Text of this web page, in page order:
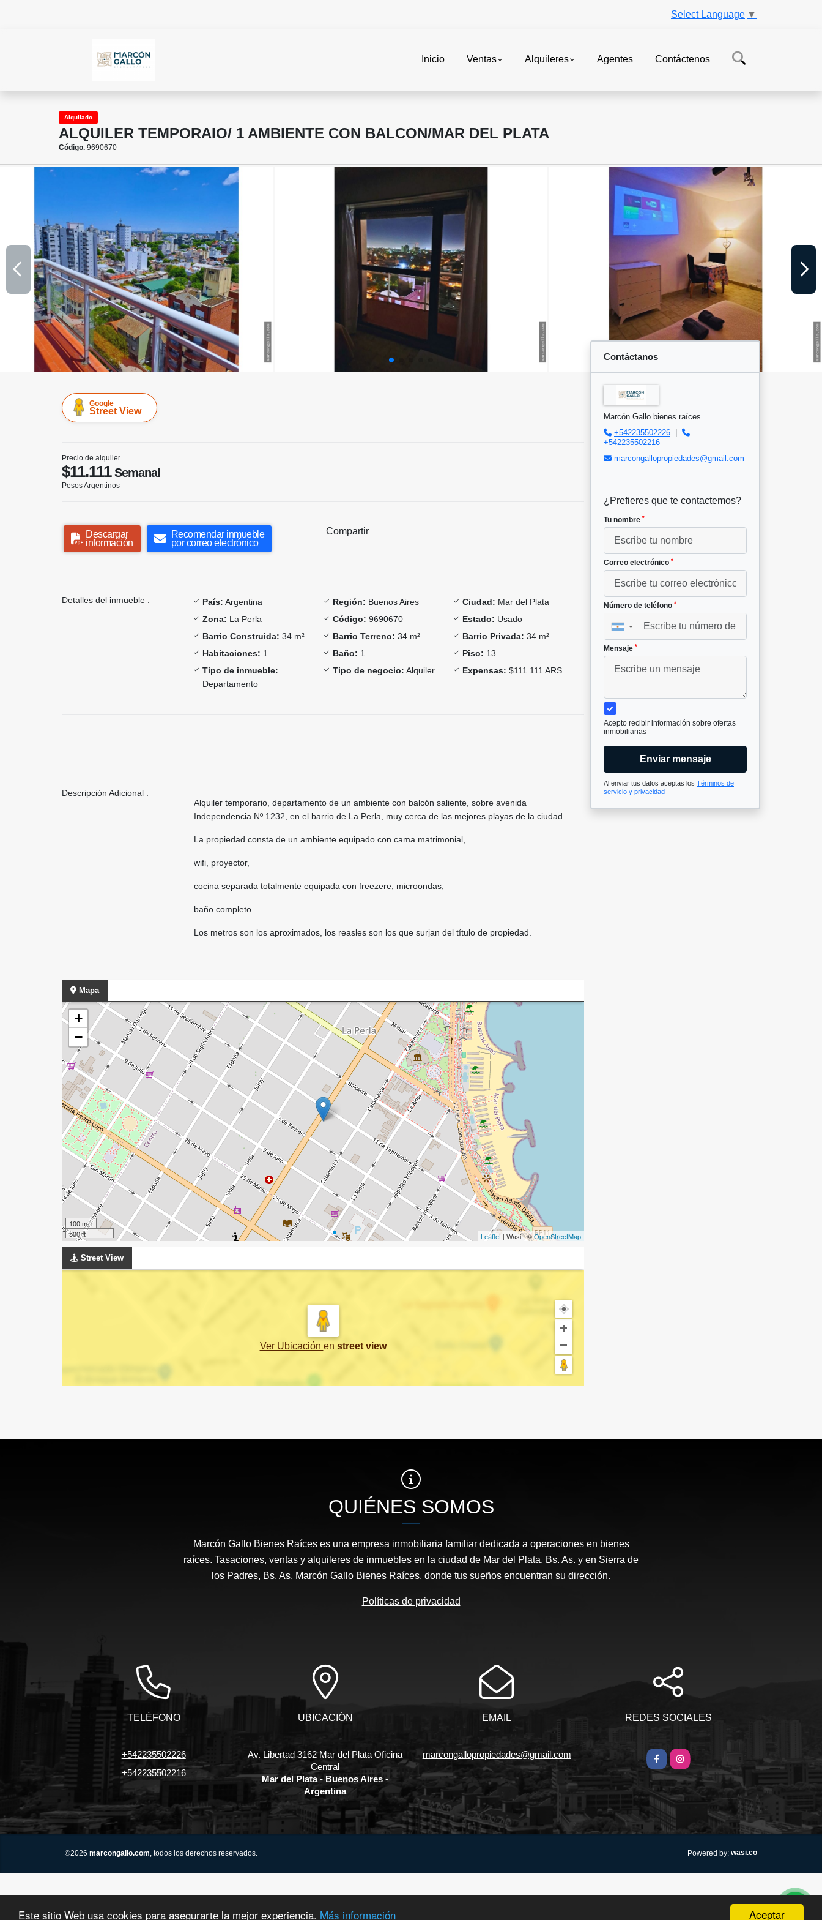
Aceptar
Este sitio Web usa cookies para asegurarte la mejor experiencia. Más información
Select Language ▼
Inicio Ventas Alquileres Agentes Contáctenos
Alquilado
ALQUILER TEMPORAIO/ 1 AMBIENTE CON BALCON/MAR DEL PLATA
Código. 9690670
Google
Street View
Precio de alquiler
$11.111Semanal
Pesos Argentinos
Descargar
información
Recomendar inmueble
por correo electrónico
Compartir
Detalles del inmueble : País: Argentina Región: Buenos Aires Ciudad: Mar del Plata
Zona: La Perla Código: 9690670 Estado: Usado
Barrio Construida: 34 m² Barrio Terreno: 34 m² Barrio Privada: 34 m²
Habitaciones: 1 Baño: 1 Piso: 13
Tipo de inmueble:
Departamento
Tipo de negocio: Alquiler Expensas: $111.111 ARS
Descripción Adicional :
Alquiler temporario, departamento de un ambiente con balcón saliente, sobre avenida
Independencia Nº 1232, en el barrio de La Perla, muy cerca de las mejores playas de la ciudad.
La propiedad consta de un ambiente equipado con cama matrimonial,
wifi, proyector,
cocina separada totalmente equipada con freezere, microondas,
baño completo.
Los metros son los aproximados, los reasles son los que surjan del título de propiedad.
Mapa
+
−
100 m
500 ft
Leaflet | Wasi - ©OpenStreetMap
Street View
Ver Ubicación en street view
Contáctanos
Marcón Gallo bienes raíces
+542235502226
+542235502216
marcongallopropiedades@gmail.com
¿Prefieres que te contactemos?
Tu nombre *
Correo electrónico *
Número de teléfono *
▼
Mensaje *
Acepto recibir información sobre ofertas
inmobiliarias
Enviar mensaje
Al enviar tus datos aceptas los Términos de
servicio y privacidad
QUIÉNES SOMOS
Marcón Gallo Bienes Raíces es una empresa inmobiliaria familiar dedicada a operaciones en bienes
raíces. Tasaciones, ventas y alquileres de inmuebles en la ciudad de Mar del Plata, Bs. As. y en Sierra de
los Padres, Bs. As. Marcón Gallo Bienes Raíces, donde tus sueños encuentran su dirección.
Políticas de privacidad
TELÉFONO
+542235502226
+542235502216
UBICACIÓN
Av. Libertad 3162 Mar del Plata Oficina
Central
Mar del Plata - Buenos Aires -
Argentina
EMAIL
marcongallopropiedades@gmail.com
REDES SOCIALES
Facebook
Instagram
©2026 marcongallo.com , todos los derechos reservados. Powered by: wasi.co